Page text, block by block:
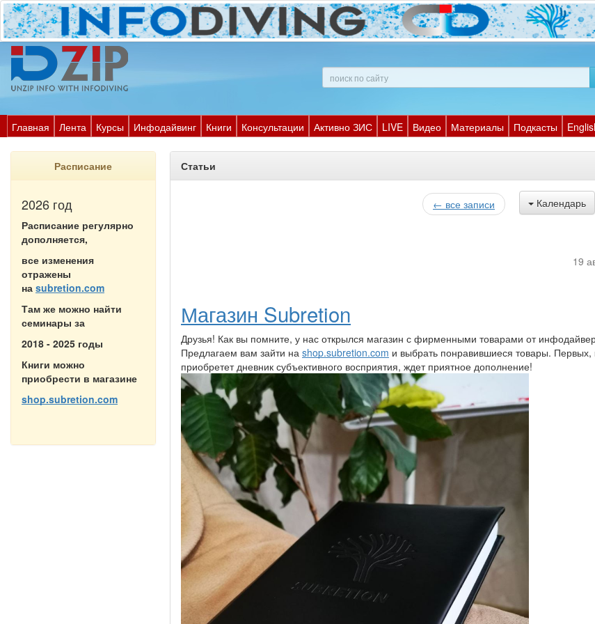
Главная Лента Курсы Инфодайвинг Книги Консультации Активно ЗИС LIVE Видео Материалы Подкасты
Расписание
2026 год
Расписание регулярно
дополняется,
все изменения
отражены
на subretion.com
Там же можно найти
семинары за
2018 - 2025 годы
Книги можно
приобрести в магазине
shop.subretion.com
Статьи
Календарь
← все записи
19
Магазин Subretion
Друзья! Как вы помните, у нас открылся магазин с фирменными товарами от
Предлагаем вам зайти на shop.subretion.com и выбрать понравившиеся товары. Первых,
приобретет дневник субъективного восприятия, ждет приятное дополнение!